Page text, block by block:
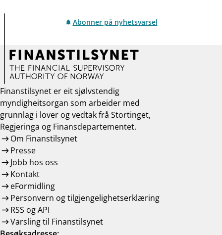
Abonner på nyhetsvarsel
Finanstilsynet er eit sjølvstendig
myndigheitsorgan som arbeider med
grunnlag i lover og vedtak frå Stortinget,
Regjeringa og Finansdepartementet.
Om Finanstilsynet
Presse
Jobb hos oss
Kontakt
eFormidling
Personvern og tilgjengelighetserklæring
RSS og API
Varsling til Finanstilsynet